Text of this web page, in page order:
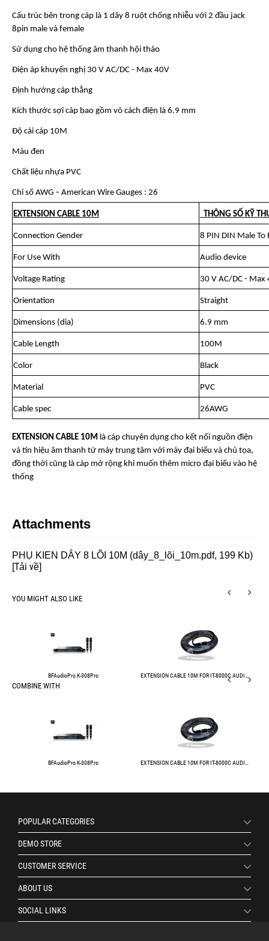
Cấu trúc bên trong cáp là 1 dây 8 ruột chống nhiễu với 2 đầu jack
8pin male và female
Sử dụng cho hệ thống âm thanh hội thảo
Điện áp khuyến nghị 30 V AC/DC - Max 40V
Định hướng cáp thẳng
Kích thước sợi cáp bao gồm vỏ cách điện là 6.9 mm
Độ cài cáp 10M
Màu đen
Chất liệu nhựa PVC
Chỉ số AWG – American Wire Gauges : 26
EXTENSION CABLE 10M THÔNG SỐ KỸ
Connection Gender 8 PIN DIN Male To
For Use With Audio device
Voltage Rating 30 V AC/DC - Max
Orientation Straight
Dimensions (dia) 6.9 mm
Cable Length 100M
Color Black
Material PVC
Cable spec 26AWG
EXTENSION CABLE 10M là cáp chuyên dụng cho kết nối nguồn điện
và tín hiệu âm thanh từ máy trung tâm với máy đại biểu và chủ tọa,
đồng thời cũng là cáp mở rộng khi muốn thêm micro đại biểu vào hệ
thống
Attachments
PHỤ KIEN DÂY 8 LÕI 10M (dây_8_lõi_10m.pdf, 199 Kb)
[Tải về]
YOU MIGHT ALSO LIKE
BFAudioPro K-308Pro
COMBINE WITH
BFAudioPro K-308Pro
POPULAR CATEGORIES
DEMO STORE
CUSTOMER SERVICE
ABOUT US
SOCIAL LINKS